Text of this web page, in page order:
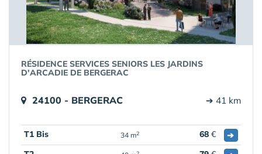
RÉSIDENCE SERVICES SENIORS LES JARDINS
D'ARCADIE DE BERGERAC
24100 - BERGERAC ➔ 41 km
T1 Bis 34 m2 68 €
➔